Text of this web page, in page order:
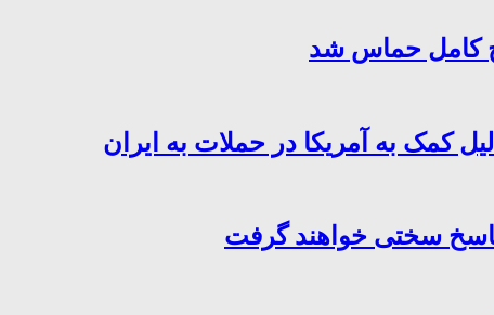
کامل حماس شد
کمک به آمریکا در حملات به ایران
سختی خواهند گرفت